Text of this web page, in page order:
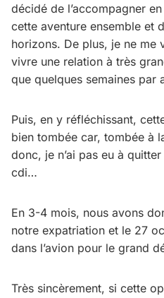
décidé de l’accompagner
cette aventure ensemble et
horizons. De plus, je ne me
vivre une relation à très
que quelques semaines par
Puis, en y réfléchissant,
bien tombée car, tombée à
donc, je n’ai pas eu à
cdi…
En 3-4 mois, nous avons
notre expatriation et le 27
dans l’avion pour le grand
Très sincèrement, si cette